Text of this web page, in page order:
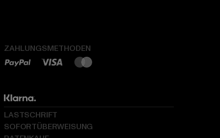
ZAHLUNGSMETHODEN
LASTSCHRIFT
SOFORTÜBERWEISUNG